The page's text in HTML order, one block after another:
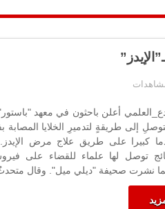
أعلن باحثون في معهد
إلى طريقةٍ لتدميرِ الخلايا
كبيرا على طريق علاج مرض
توصل لها علماء للقضاء على
نشرت صحيفة "ديلي ميل". وقال متحدثُ